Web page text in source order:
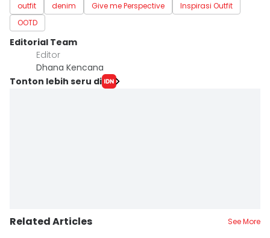
outfit denim Give me Perspective
Inspirasi Outfit
OOTD
Editorial Team
Editor
Dhana Kencana
Tonton lebih seru di
Related Articles See More